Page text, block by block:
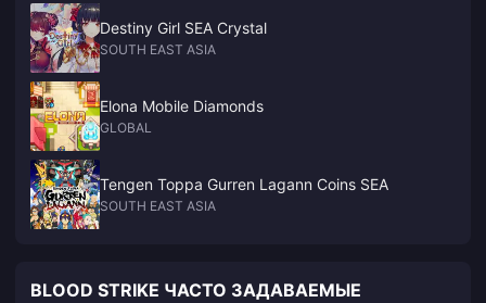
Destiny Girl SEA Crystal
SOUTH EAST ASIA
Elona Mobile Diamonds
GLOBAL
Tengen Toppa Gurren Lagann Coins SEA
SOUTH EAST ASIA
BLOOD STRIKE ЧАСТО ЗАДАВАЕМЫЕ